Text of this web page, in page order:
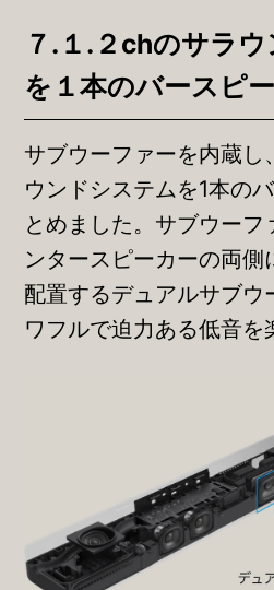
７.１.２chのサラ
を １本のバースピ
サブウーファーを内蔵し
ウンドシステムを1本の
とめました。サブウーフ
ンタースピーカーの両側
配置するデュアルサブ
ワフルで迫力ある低音を